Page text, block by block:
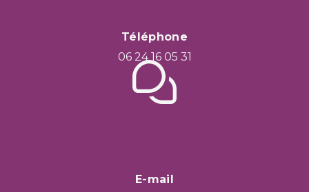
Téléphone
06 24 16 05 31
E-mail